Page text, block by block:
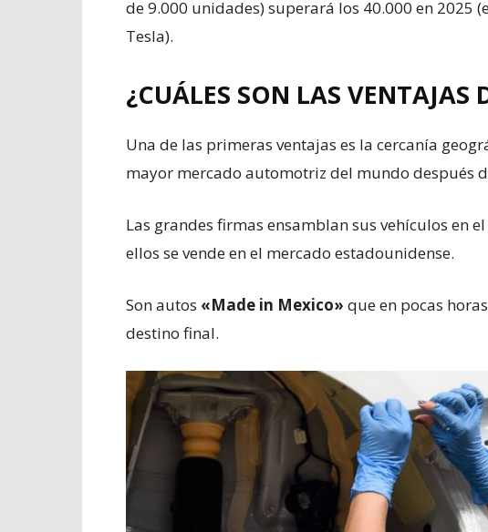
de 9.000 unidades) superará los 40.000 en 2025
Tesla).
¿CUÁLES SON LAS VENTAJAS
Una de las primeras ventajas es la cercanía
mayor mercado automotriz del mundo después
Las grandes firmas ensamblan sus vehículos en
ellos se vende en el mercado estadounidense.
Son autos «Made in Mexico» que en pocas
destino final.